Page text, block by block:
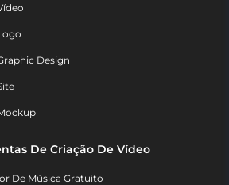
Design
De Criação De Vídeo
De Música Gratuito